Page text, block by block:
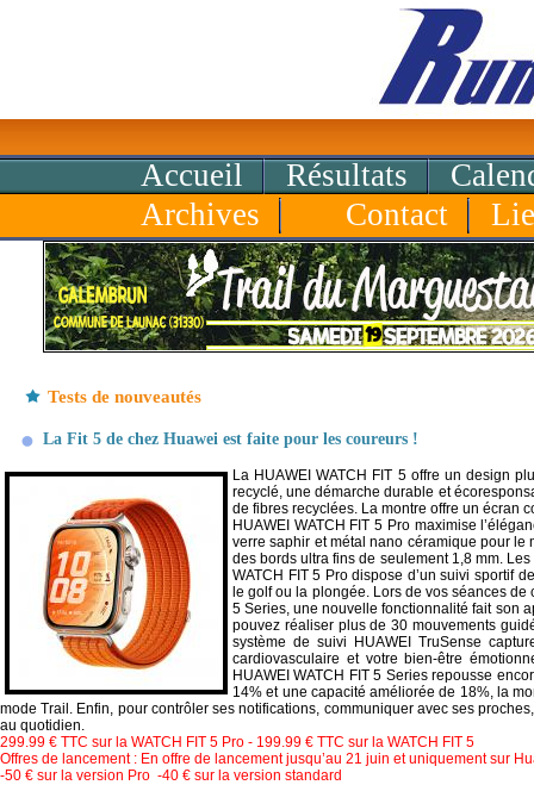
Accueil Résultats
Archives
Contact
Tests de nouveautés
La Fit 5 de chez Huawei est faite pour les coureurs !
La HUAWEI WATCH FIT 5 offre un design
recyclé, une démarche durable et
de fibres recyclées. La montre offre un écran
HUAWEI WATCH FIT 5 Pro maximise
verre saphir et métal nano céramique pour le
des bords ultra fins de seulement 1,8 mm. Les
WATCH FIT 5 Pro dispose d’un suivi sportif
le golf ou la plongée. Lors de vos séances
5 Series, une nouvelle fonctionnalité fait son
pouvez réaliser plus de 30 mouvements
système de suivi HUAWEI TruSense
cardiovasculaire et votre bien-être
HUAWEI WATCH FIT 5 Series repousse
14% et une capacité améliorée de 18%, la
mode Trail. Enfin, pour contrôler ses notifications, communiquer avec ses
au quotidien.
299.99 € TTC sur la WATCH FIT 5 Pro - 199.99 € TTC sur la WATCH FIT 5
Offres de lancement : En offre de lancement jusqu’au 21 juin et uniquement sur
-50 € sur la version Pro -40 € sur la version standard